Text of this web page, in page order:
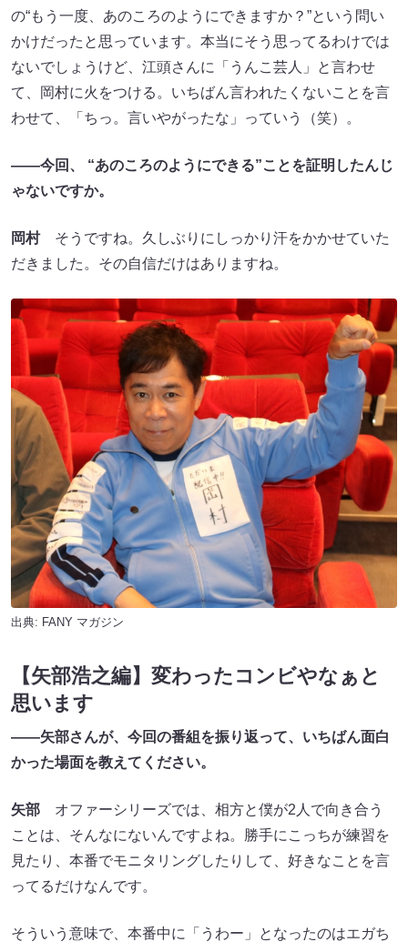
の“もう一度、あのころのようにできますか？”という問い
かけだったと思っています。本当にそう思ってるわけでは
ないでしょうけど、江頭さんに「うんこ芸人」と言わせ
て、岡村に火をつける。いちばん言われたくないことを言
わせて、「ちっ。言いやがったな」っていう（笑）。
――今回、 “あのころのようにできる”ことを証明したんじ
ゃないですか。
岡村そうですね。久しぶりにしっかり汗をかかせていた
だきました。その自信だけはありますね。
出典: FANY マガジン
【矢部浩之編】変わったコンビやなぁと
思います
――矢部さんが、今回の番組を振り返って、いちばん面白
かった場面を教えてください。
矢部 オファーシリーズでは、相方と僕が2人で向き合う
ことは、そんなにないんですよね。勝手にこっちが練習を
見たり、本番でモニタリングしたりして、好きなことを言
ってるだけなんです。
そういう意味で、本番中に「うわー」となったのはエガち